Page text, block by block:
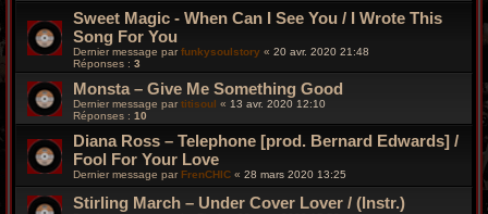
Sweet Magic ‎- When Can I See You / I Wrote This
Song For You
Dernier message par funkysoulstory « 20 avr. 2020 21:48
Réponses : 3
Monsta – Give Me Something Good
Dernier message par titisoul « 13 avr. 2020 12:10
Réponses : 10
Diana Ross – Telephone [prod. Bernard Edwards] /
Fool For Your Love
Dernier message par FrenCHIC « 28 mars 2020 13:25
Stirling March – Under Cover Lover / (Instr.)